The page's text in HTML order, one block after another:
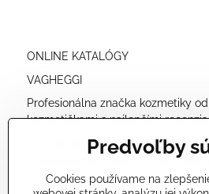
ONLINE KATALÓGY
VAGHEGGI
Profesionálna značka kozmetiky
kozmetičkami s najlepšími
Vysoká koncentrácia prírodných
prispôsobené zloženie s
technológiami nám umožňuje
Predvoľby
Cookies používame na